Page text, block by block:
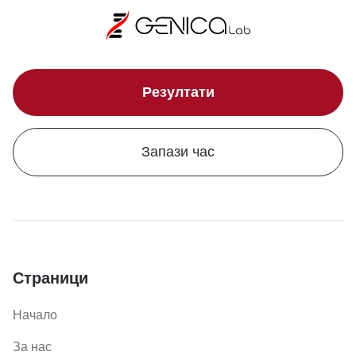
Резултати
Запази час
Страници
Начало
За нас